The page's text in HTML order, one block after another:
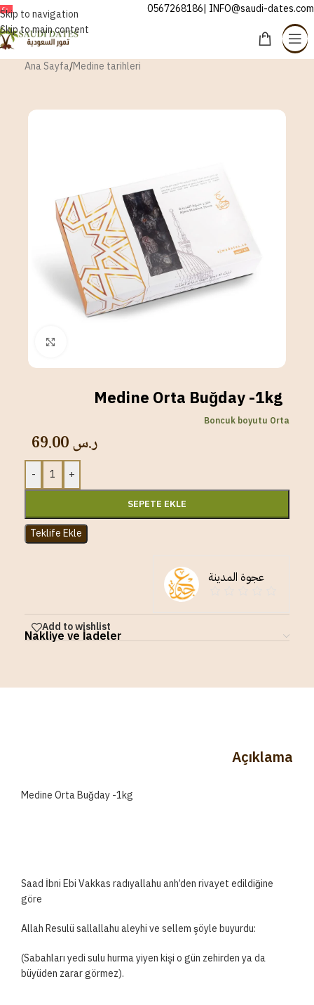
Skip to navigation
Skip to main content
TÜRKÇE 0567268186| INFO@saudi-dates.com
Ana Sayfa/Medine tarihleri
Medine Orta Buğday -1kg
Boncuk boyutu Orta
ر.س
- +
SEPETE EKLE
Teklife Ekle
عجوة المدينة
Add to wishlist
Nakliye ve İadeler
Açıklama
Medine Orta Buğday -1kg
Saad İbni Ebi Vakkas radıyallahu anh’den rivayet edildiğine
göre
Allah Resulü sallallahu aleyhi ve sellem şöyle buyurdu:
(Sabahları yedi sulu hurma yiyen kişi o gün zehirden ya da
büyüden zarar görmez).